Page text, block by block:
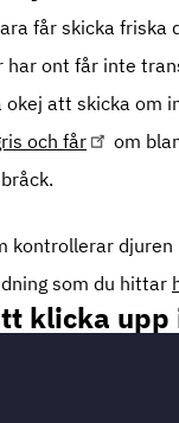
får skicka
har ont får inte
okej att skicka om
och får
om
kontrollerar
som du hittar
klicka